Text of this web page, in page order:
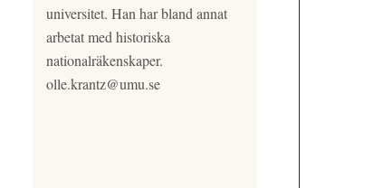
universitet. Han har bland annat
arbetat med historiska
nationalräkenskaper.
olle.krantz@umu.se